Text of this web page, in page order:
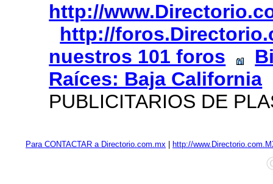
http://
http://
nuestros 101 foros
Raíces: Baja California
PUBLICITARIOS DE
Para CONTACTAR a Directorio.com.mx http://